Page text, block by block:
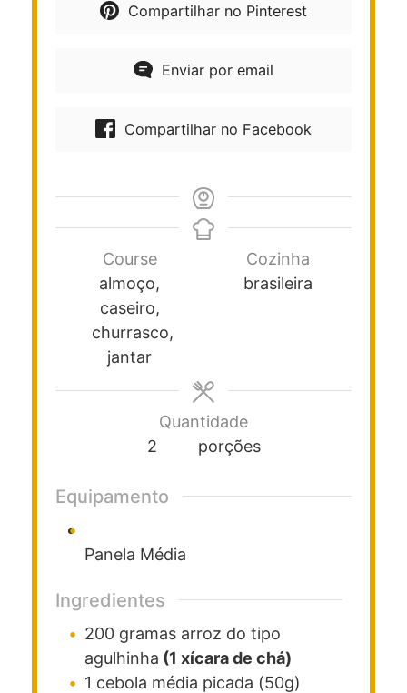
Compartilhar no Pinterest
Enviar por email
Compartilhar no Facebook
Course
almoço,
caseiro,
churrasco,
jantar
Cozinha
brasileira
Quantidade
2
porções
Equipamento
Panela Média
Ingredientes
200 gramas arroz do tipo
agulhinha (1 xícara de chá)
1 cebola média picada (50g)